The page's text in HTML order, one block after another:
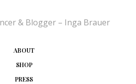
ABOUT
SHOP
PRESS